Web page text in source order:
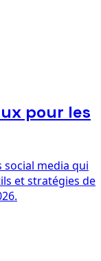
pour les
social media qui
et stratégies de